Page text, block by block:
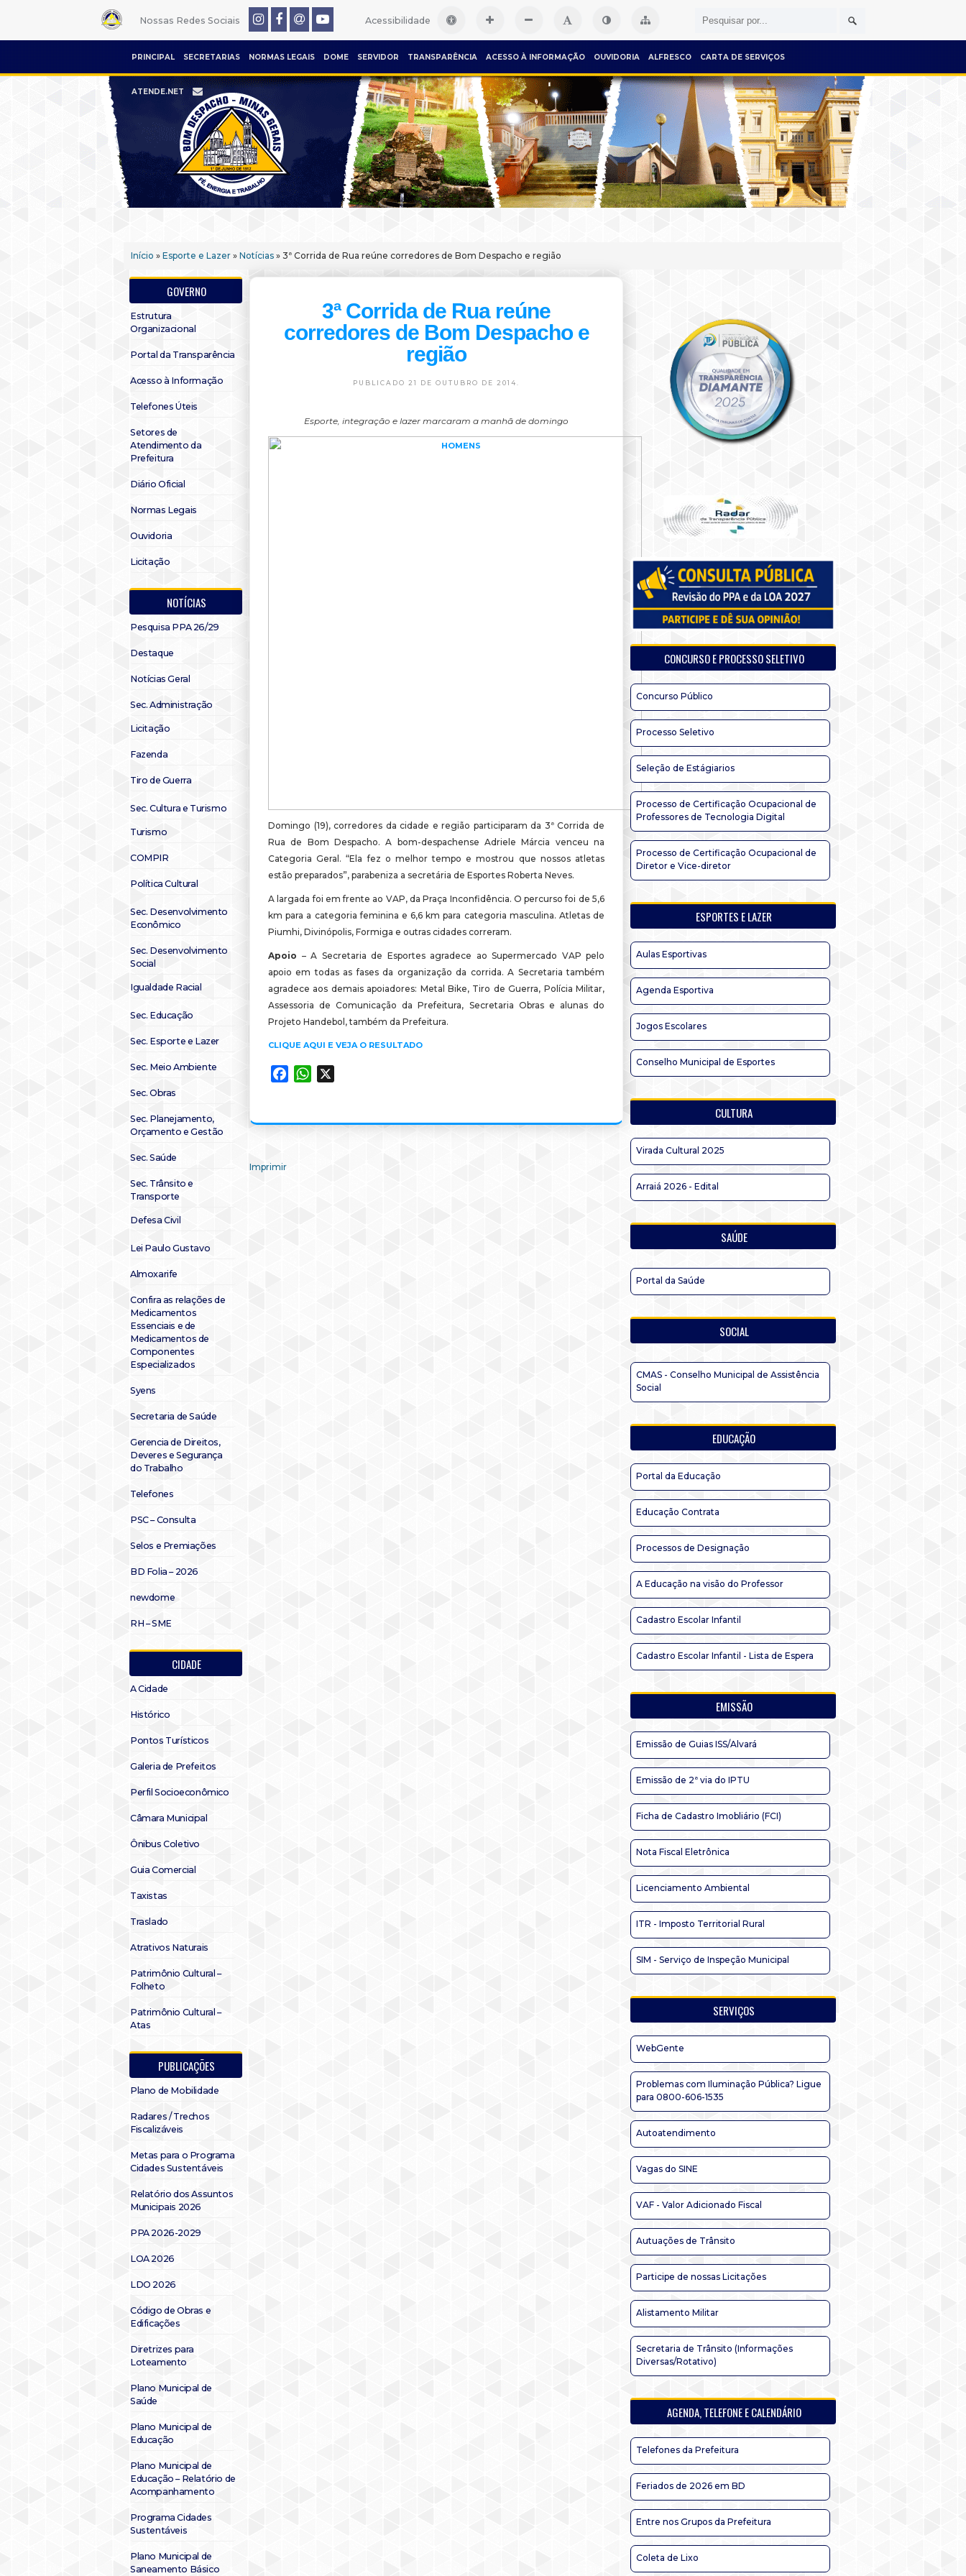
Nossas Redes Sociais Acessibilidade
PRINCIPAL SECRETARIAS NORMAS LEGAIS DOME SERVIDOR TRANSPARÊNCIA ACESSO À INFORMAÇÃO OUVIDORIA ALFRESCO CARTA DE SERVIÇOS
ATENDE.NET
Início » Esporte e Lazer » Notícias » 3ª Corrida de Rua reúne corredores de Bom Despacho e região
GOVERNO
Estrutura
Organizacional
Portal da Transparência
Acesso à Informação
Telefones Úteis
Setores de
Atendimento da
Prefeitura
Diário Oficial
Normas Legais
Ouvidoria
Licitação
NOTÍCIAS
Pesquisa PPA 26/29
Destaque
Notícias Geral
Sec. Administração
Licitação
Fazenda
Tiro de Guerra
Sec. Cultura e Turismo
Turismo
COMPIR
Política Cultural
Sec. Desenvolvimento
Econômico
Sec. Desenvolvimento
Social
Igualdade Racial
Sec. Educação
Sec. Esporte e Lazer
Sec. Meio Ambiente
Sec. Obras
Sec. Planejamento,
Orçamento e Gestão
Sec. Saúde
Sec. Trânsito e
Transporte
Defesa Civil
Lei Paulo Gustavo
Almoxarife
Confira as relações de
Medicamentos
Essenciais e de
Medicamentos de
Componentes
Especializados
Syens
Secretaria de Saúde
Gerencia de Direitos,
Deveres e Segurança
do Trabalho
Telefones
PSC – Consulta
Selos e Premiações
BD Folia – 2026
newdome
RH – SME
CIDADE
A Cidade
Histórico
Pontos Turísticos
Galeria de Prefeitos
Perfil Socioeconômico
Câmara Municipal
Ônibus Coletivo
Guia Comercial
Taxistas
Traslado
Atrativos Naturais
Patrimônio Cultural –
Folheto
Patrimônio Cultural –
Atas
PUBLICAÇÕES
Plano de Mobilidade
Radares / Trechos
Fiscalizáveis
Metas para o Programa
Cidades Sustentáveis
Relatório dos Assuntos
Municipais 2026
PPA 2026-2029
LOA 2026
LDO 2026
Código de Obras e
Edificações
Diretrizes para
Loteamento
Plano Municipal de
Saúde
Plano Municipal de
Educação
Plano Municipal de
Educação – Relatório de
Acompanhamento
Programa Cidades
Sustentáveis
Plano Municipal de
Saneamento Básico
3ª Corrida de Rua reúne
corredores de Bom Despacho e
região
PUBLICADO 21 DE OUTUBRO DE 2014.
Esporte, integração e lazer marcaram a manhã de domingo
Domingo (19), corredores da cidade e região participaram da 3ª Corrida de
Rua de Bom Despacho. A bom-despachense Adriele Márcia venceu na
Categoria Geral. “Ela fez o melhor tempo e mostrou que nossos atletas
estão preparados”, parabeniza a secretária de Esportes Roberta Neves.
A largada foi em frente ao VAP, da Praça Inconfidência. O percurso foi de 5,6
km para a categoria feminina e 6,6 km para categoria masculina. Atletas de
Piumhi, Divinópolis, Formiga e outras cidades correram.
Apoio – A Secretaria de Esportes agradece ao Supermercado VAP pelo
apoio em todas as fases da organização da corrida. A Secretaria também
agradece aos demais apoiadores: Metal Bike, Tiro de Guerra, Polícia Militar,
Assessoria de Comunicação da Prefeitura, Secretaria Obras e alunas do
Projeto Handebol, também da Prefeitura.
CLIQUE AQUI E VEJA O RESULTADO
FacebookWhatsApp
Imprimir
CONCURSO E PROCESSO SELETIVO
Concurso Público
Processo Seletivo
Seleção de Estágiarios
Processo de Certificação Ocupacional de
Professores de Tecnologia Digital
Processo de Certificação Ocupacional de
Diretor e Vice-diretor
ESPORTES E LAZER
Aulas Esportivas
Agenda Esportiva
Jogos Escolares
Conselho Municipal de Esportes
CULTURA
Virada Cultural 2025
Arraiá 2026 - Edital
SAÚDE
Portal da Saúde
SOCIAL
CMAS - Conselho Municipal de Assistência
Social
EDUCAÇÃO
Portal da Educação
Educação Contrata
Processos de Designação
A Educação na visão do Professor
Cadastro Escolar Infantil
Cadastro Escolar Infantil - Lista de Espera
EMISSÃO
Emissão de Guias ISS/Alvará
Emissão de 2ª via do IPTU
Ficha de Cadastro Imobliário (FCI)
Nota Fiscal Eletrônica
Licenciamento Ambiental
ITR - Imposto Territorial Rural
SIM - Serviço de Inspeção Municipal
SERVIÇOS
WebGente
Problemas com Iluminação Pública? Ligue
para 0800-606-1535
Autoatendimento
Vagas do SINE
VAF - Valor Adicionado Fiscal
Autuações de Trânsito
Participe de nossas Licitações
Alistamento Militar
Secretaria de Trânsito (Informações
Diversas/Rotativo)
AGENDA, TELEFONE E CALENDÁRIO
Telefones da Prefeitura
Feriados de 2026 em BD
Entre nos Grupos da Prefeitura
Coleta de Lixo